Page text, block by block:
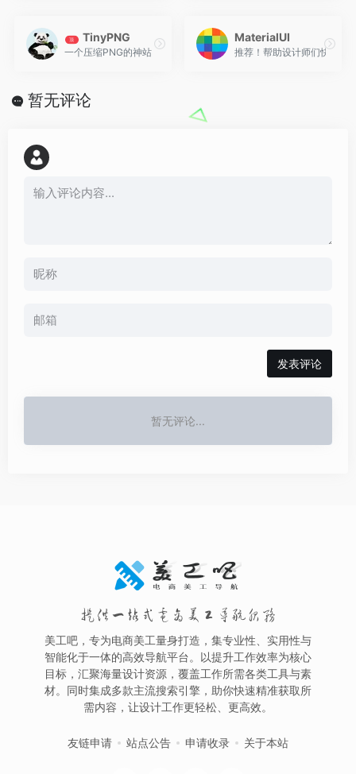
顶 TinyPNG
一个压缩PNG的神站，拥有超高压缩率的同时对画质损耗降到最低
MaterialUI
推荐！帮助设计师们快速选
暂无评论
发表评论
暂无评论...
提供一站式电商美工导航服务
美工吧，专为电商美工量身打造，集专业性、实用性与
智能化于一体的高效导航平台。以提升工作效率为核心
目标，汇聚海量设计资源，覆盖工作所需各类工具与素
材。同时集成多款主流搜索引擎，助你快速精准获取所
需内容，让设计工作更轻松、更高效。
友链申请 站点公告 申请收录 关于本站